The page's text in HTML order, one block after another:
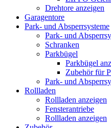
Drehtore anzeigen
Garagentore
Park- und Absperrsysteme
Park- und
Schranken
Parkbügel
Parkbügel
Zubehör für
Park- und
Rollladen
Rollladen anzeigen
Fensterantriebe
Rollladen anzeigen